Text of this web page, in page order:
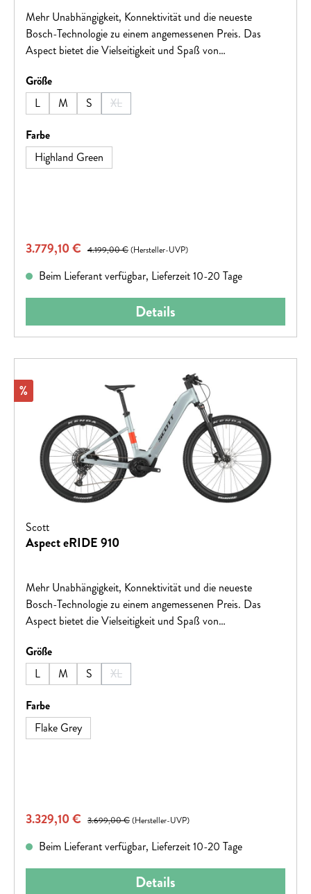
Mehr Unabhängigkeit, Konnektivität und die neueste
Bosch-Technologie zu einem angemessenen Preis. Das
Aspect bietet die Vielseitigkeit und Spaß von
können ohne vorherige Ankündigung geändert werden.
Größeauswählen
L
M S XL
(Diese Option ist zurzeit nicht verfügbar.)
Farbeauswählen
Highland Green
Verkaufspreis:
3.779,10 € Regulärer Preis:
4.199,00 €(Hersteller-UVP)
Beim Lieferant verfügbar, Lieferzeit 10-20 Tage
Details
Rabatt
%
Scott
Aspect eRIDE 910
Mehr Unabhängigkeit, Konnektivität und die neueste
Bosch-Technologie zu einem angemessenen Preis. Das
Aspect bietet die Vielseitigkeit und Spaß von
können ohne vorherige Ankündigung geändert werden.
Größeauswählen
L
M S XL
(Diese Option ist zurzeit nicht verfügbar.)
Farbeauswählen
Flake Grey
Verkaufspreis:
3.329,10 € Regulärer Preis:
3.699,00 €(Hersteller-UVP)
Beim Lieferant verfügbar, Lieferzeit 10-20 Tage
Details